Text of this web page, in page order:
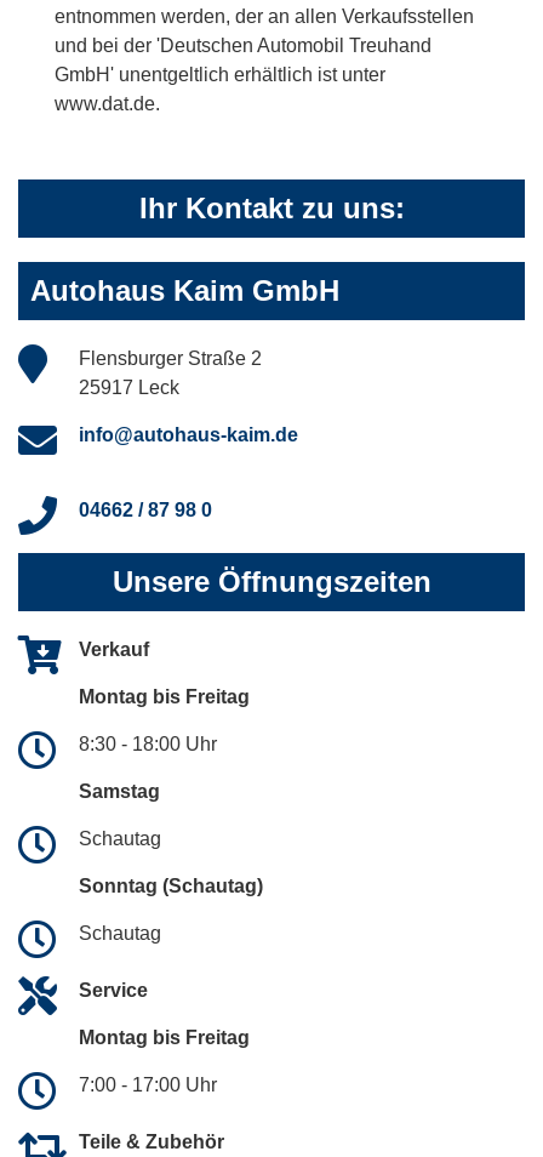
entnommen werden, der an allen Verkaufsstellen
und bei der 'Deutschen Automobil Treuhand
GmbH' unentgeltlich erhältlich ist unter
www.dat.de.
Ihr Kontakt zu uns:
Autohaus Kaim GmbH
Flensburger Straße 2
25917 Leck
info@autohaus-kaim.de
04662 / 87 98 0
Unsere Öffnungszeiten
Verkauf
Montag bis Freitag
8:30 - 18:00 Uhr
Samstag
Schautag
Sonntag (Schautag)
Schautag
Service
Montag bis Freitag
7:00 - 17:00 Uhr
Teile & Zubehör